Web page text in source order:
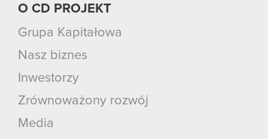
O CD PROJEKT
Grupa Kapitałowa
Nasz biznes
Inwestorzy
Zrównoważony rozwój
Media